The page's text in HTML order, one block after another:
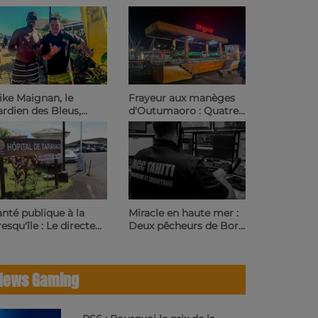
Maignan, le
des Bleus,
des vacances en
| 23.6 Radio
publique à la
: Le directeur
à Taravao | 23.6
Frayeur aux manèges
d'Outumaoro : Quatre
enfants blessés dans le
déraillement d'une
attraction | 23.6 Radio
Miracle en haute mer :
Deux pêcheurs de Bora
dérive | 23.6 Radio
Gaming